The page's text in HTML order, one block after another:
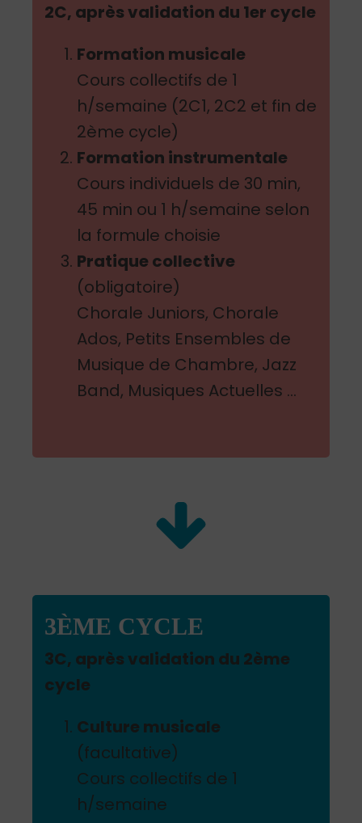
2C, après validation du 1er cycle
Formation musicale
Cours collectifs de 1
h/semaine (2C1, 2C2 et fin de
2ème cycle)
Formation instrumentale
Cours individuels de 30 min,
45 min ou 1 h/semaine selon
la formule choisie
Pratique collective
(obligatoire)
Chorale Juniors, Chorale
Ados, Petits Ensembles de
Musique de Chambre, Jazz
Band, Musiques Actuelles …
3ÈME CYCLE
3C, après validation du 2ème
cycle
Culture musicale
(facultative)
Cours collectifs de 1
h/semaine